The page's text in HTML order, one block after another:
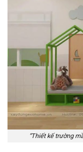
“Thiết kế trường